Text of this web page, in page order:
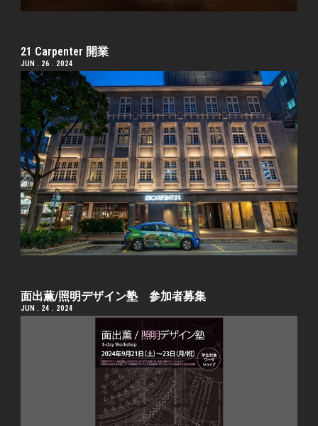
21 Carpenter 開業
JUN . 26 . 2024
⾯出薫/照明デザイン塾 参加者募集
JUN . 24 . 2024